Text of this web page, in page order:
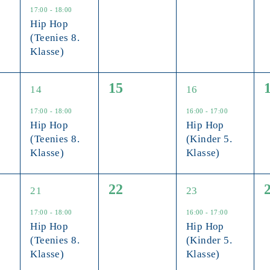
Veranstaltung,
17:00 - 18:00
Hip Hop
(Teenies 8.
Klasse)
1
Veranstaltung,
14
17:00 - 18:00
Hip Hop
(Teenies 8.
Klasse)
0
Veranstaltungen,
15
1
Veranstaltung,
16
16:00- 17:00
Hip Hop
(Kinder 5.
Klasse)
0
1
Veranstaltung,
21
17:00 - 18:00
Hip Hop
(Teenies 8.
Klasse)
0
Veranstaltungen,
22
1
Veranstaltung,
23
16:00- 17:00
Hip Hop
(Kinder 5.
Klasse)
0